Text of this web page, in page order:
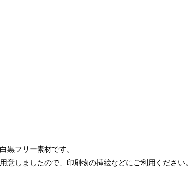
黒フリー素材です。
意しましたので、印刷物の挿絵などにご利用ください。